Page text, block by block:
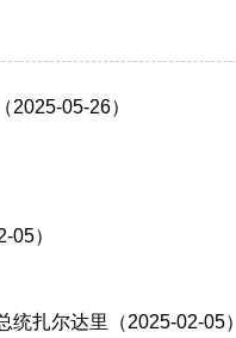
05-26）
05）
扎尔达里（2025-02-05）